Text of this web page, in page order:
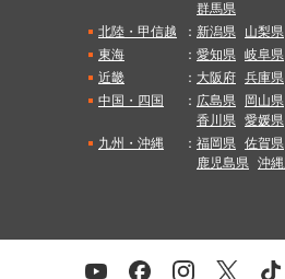
群馬県
北陸・甲信越
： 新潟県 山梨県
東海
： 愛知県 岐阜県
近畿
： 大阪府 兵庫県
中国・四国
： 広島県 岡山県
香川県 愛媛県
九州・沖縄
： 福岡県 佐賀県
鹿児島県 沖